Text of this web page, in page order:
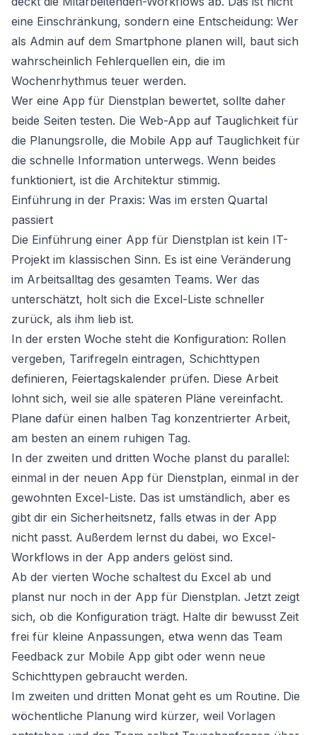
eine Einschränkung, sondern eine Entscheidung: Wer
als Admin auf dem Smartphone planen will, baut sich
wahrscheinlich Fehlerquellen ein, die im
Wochenrhythmus teuer werden.
Wer eine App für Dienstplan bewertet, sollte daher
beide Seiten testen. Die Web-App auf Tauglichkeit für
die Planungsrolle, die Mobile App auf Tauglichkeit für
die schnelle Information unterwegs. Wenn beides
funktioniert, ist die Architektur stimmig.
Einführung in der Praxis: Was im ersten Quartal
passiert
Die Einführung einer App für Dienstplan ist kein IT-
Projekt im klassischen Sinn. Es ist eine Veränderung
im Arbeitsalltag des gesamten Teams. Wer das
unterschätzt, holt sich die Excel-Liste schneller
zurück, als ihm lieb ist.
In der ersten Woche steht die Konfiguration: Rollen
vergeben, Tarifregeln eintragen, Schichttypen
definieren, Feiertagskalender prüfen. Diese Arbeit
lohnt sich, weil sie alle späteren Pläne vereinfacht.
Plane dafür einen halben Tag konzentrierter Arbeit,
am besten an einem ruhigen Tag.
In der zweiten und dritten Woche planst du parallel:
einmal in der neuen App für Dienstplan, einmal in der
gewohnten Excel-Liste. Das ist umständlich, aber es
gibt dir ein Sicherheitsnetz, falls etwas in der App
nicht passt. Außerdem lernst du dabei, wo Excel-
Workflows in der App anders gelöst sind.
Ab der vierten Woche schaltest du Excel ab und
planst nur noch in der App für Dienstplan. Jetzt zeigt
sich, ob die Konfiguration trägt. Halte dir bewusst Zeit
frei für kleine Anpassungen, etwa wenn das Team
Feedback zur Mobile App gibt oder wenn neue
Schichttypen gebraucht werden.
Im zweiten und dritten Monat geht es um Routine. Die
wöchentliche Planung wird kürzer, weil Vorlagen